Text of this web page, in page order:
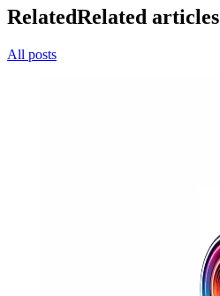
RelatedRelated articles
All posts